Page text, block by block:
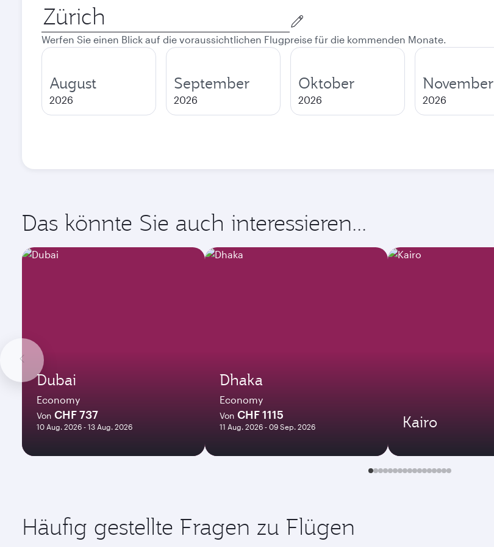
Abflugort
Werfen Sie einen Blick auf die voraussichtlichen Flugpreise für die kommenden Monate.
August
2026
September
2026
Oktober
2026
November
2026
Das könnte Sie auch interessieren...
Dubai
Economy
Von CHF 737
10 Aug. 2026 - 13 Aug. 2026
Dhaka
Economy
Von CHF 1115
11 Aug. 2026 - 09 Sep. 2026 Kairo
Häufig gestellte Fragen zu Flügen